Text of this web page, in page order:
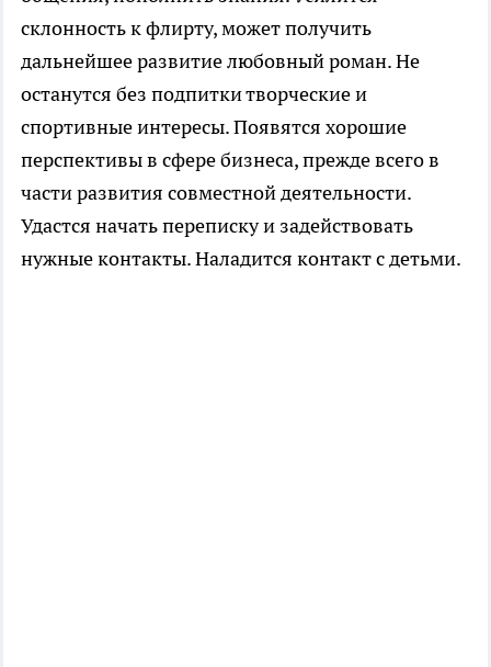
склонность к флирту, может получить
дальнейшее развитие любовный роман. Не
останутся без подпитки творческие и
спортивные интересы. Появятся хорошие
перспективы в сфере бизнеса, прежде всего в
части развития совместной деятельности.
Удастся начать переписку и задействовать
нужные контакты. Наладится контакт с детьми.